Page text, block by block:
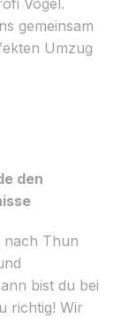
gemeinsam
Umzug
den
nach Thun
bist du bei
richtig! Wir